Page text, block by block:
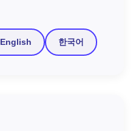
English 한국어